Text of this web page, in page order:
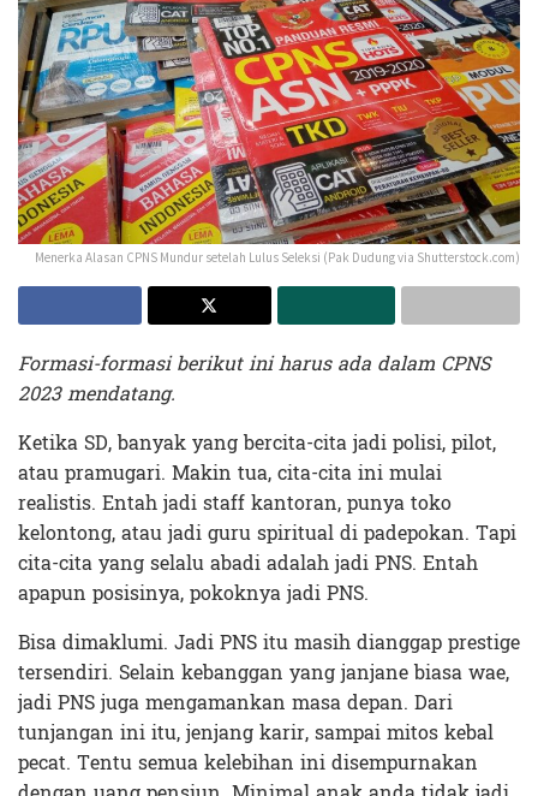
Menerka Alasan CPNS Mundur setelah Lulus Seleksi (Pak Dudung via Shutterstock.com)
Formasi-formasi berikut ini harus ada dalam CPNS
2023 mendatang.
Ketika SD, banyak yang bercita-cita jadi polisi, pilot,
atau pramugari. Makin tua, cita-cita ini mulai
realistis. Entah jadi staff kantoran, punya toko
kelontong, atau jadi guru spiritual di padepokan. Tapi
cita-cita yang selalu abadi adalah jadi PNS. Entah
apapun posisinya, pokoknya jadi PNS.
Bisa dimaklumi. Jadi PNS itu masih dianggap prestige
tersendiri. Selain kebanggan yang janjane biasa wae,
jadi PNS juga mengamankan masa depan. Dari
tunjangan ini itu, jenjang karir, sampai mitos kebal
pecat. Tentu semua kelebihan ini disempurnakan